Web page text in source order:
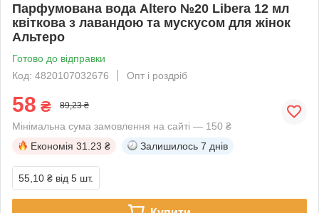
Парфумована вода Altero №20 Libera 12 мл
квіткова з лавандою та мускусом для жінок
Альтеро
Готово до відправки
Код: 4820107032676
Опт і роздріб
58 ₴ 89,23 ₴
Мінімальна сума замовлення на сайті — 150 ₴
Економія 31.23 ₴ Залишилось 7 днів
55,10 ₴ від 5 шт.